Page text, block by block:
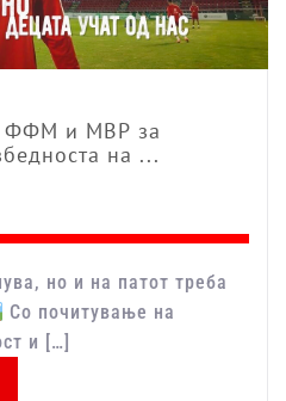
ФФМ и МВР за
на ...
но и на патот треба
Со почитување на
и […]